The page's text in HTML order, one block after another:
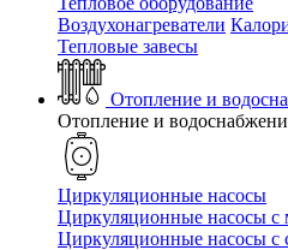
Воздухонагреватели
Тепловые завесы
Отопление и
Отопление и
Циркуляционные насосы
Циркуляционные насосы с
Циркуляционные насосы с